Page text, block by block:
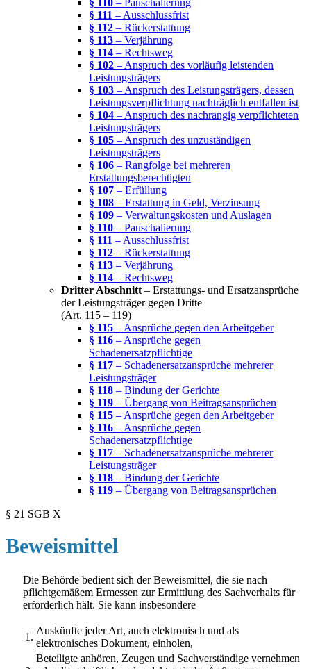
§ 110 – Pauschalierung
§ 111 – Ausschlussfrist
§ 112 – Rückerstattung
§ 113 – Verjährung
§ 114 – Rechtsweg
§ 102 – Anspruch des vorläufig leistenden
Leistungsträgers
§ 103 – Anspruch des Leistungsträgers, dessen
Leistungsverpflichtung nachträglich entfallen ist
§ 104 – Anspruch des nachrangig verpflichteten
Leistungsträgers
§ 105 – Anspruch des unzuständigen
Leistungsträgers
§ 106 – Rangfolge bei mehreren
Erstattungsberechtigten
§ 107 – Erfüllung
§ 108 – Erstattung in Geld, Verzinsung
§ 109 – Verwaltungskosten und Auslagen
§ 110 – Pauschalierung
§ 111 – Ausschlussfrist
§ 112 – Rückerstattung
§ 113 – Verjährung
§ 114 – Rechtsweg
Dritter Abschnitt – Erstattungs- und Ersatzansprüche
der Leistungsträger gegen Dritte
(Art. 115 – 119)
§ 115 – Ansprüche gegen den Arbeitgeber
§ 116 – Ansprüche gegen
Schadenersatzpflichtige
§ 117 – Schadenersatzansprüche mehrerer
Leistungsträger
§ 118 – Bindung der Gerichte
§ 119 – Übergang von Beitragsansprüchen
§ 115 – Ansprüche gegen den Arbeitgeber
§ 116 – Ansprüche gegen
Schadenersatzpflichtige
§ 117 – Schadenersatzansprüche mehrerer
Leistungsträger
§ 118 – Bindung der Gerichte
§ 119 – Übergang von Beitragsansprüchen
§ 21 SGB X
Beweismittel
Die Behörde bedient sich der Beweismittel, die sie nach
pflichtgemäßem Ermessen zur Ermittlung des Sachverhalts für
erforderlich hält. Sie kann insbesondere
1.
Auskünfte jeder Art, auch elektronisch und als
elektronisches Dokument, einholen,
Beteiligte anhören, Zeugen und Sachverständige vernehmen